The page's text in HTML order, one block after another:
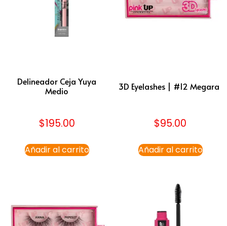
Delineador Ceja Yuya
Medio
$195.00
Añadir al carrito
3D Eyelashes | #12 Megara
$95.00
Añadir al carrito